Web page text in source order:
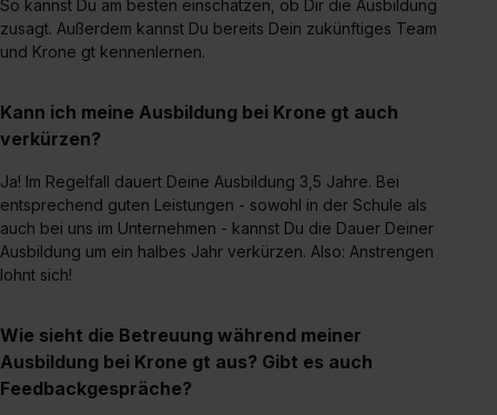
S. 1 lit. a) DS-GVO). Die USA verfügen über kein
angemessenes Datenschutzniveau (EuGH – Schrems
Wirkung für die Zukunft ganz oder teilweise über unsere
Datenschutzerklärung unter dem Punkt „Datenschutz-
einzelnen Cookies findest du durch Klick auf „Details
zeigen“. Weitere Informationen:Datenschutzerklärung
Impressum .
So kannst Du am besten einschätzen, ob Dir die Ausbildung
zusagt. Außerdem kannst Du bereits Dein zukünftiges Team
und Krone gt kennenlernen.
Kann ich meine Ausbildung bei Krone gt auch
verkürzen?
Ja! Im Regelfall dauert Deine Ausbildung 3,5 Jahre. Bei
entsprechend guten Leistungen - sowohl in der Schule als
auch bei uns im Unternehmen - kannst Du die Dauer Deiner
Ausbildung um ein halbes Jahr verkürzen. Also: Anstrengen
lohnt sich!
Wie sieht die Betreuung während meiner
Ausbildung bei Krone gt aus? Gibt es auch
Feedbackgespräche?